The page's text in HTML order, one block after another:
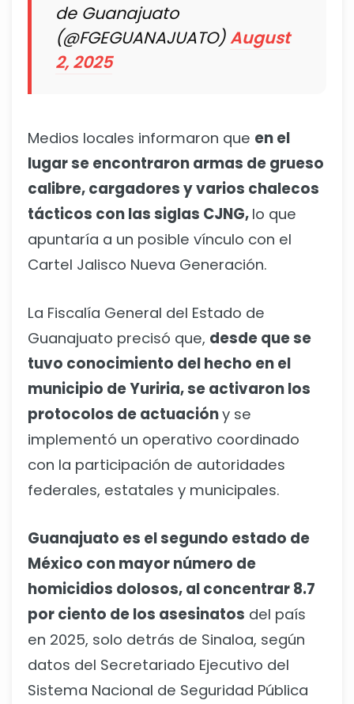
de Guanajuato
(@FGEGUANAJUATO)August
2, 2025
Medios locales informaron que en el
lugar se encontraron armas de grueso
calibre, cargadores y varios chalecos
tácticos con las siglas CJNG, lo que
apuntaría a un posible vínculo con el
Cartel Jalisco Nueva Generación.
La Fiscalía General del Estado de
Guanajuato precisó que, desde que se
tuvo conocimiento del hecho en el
municipio de Yuriria, se activaron los
protocolos de actuacióny se
implementó un operativo coordinado
con la participación de autoridades
federales, estatales y municipales.
Guanajuato es el segundo estado de
México con mayor número de
homicidios dolosos, al concentrar 8.7
por ciento de los asesinatos del país
en 2025, solo detrás de Sinaloa, según
datos del Secretariado Ejecutivo del
Sistema Nacional de Seguridad Pública